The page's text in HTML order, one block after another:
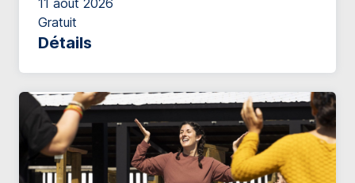
11 août 2026
Gratuit
Détails